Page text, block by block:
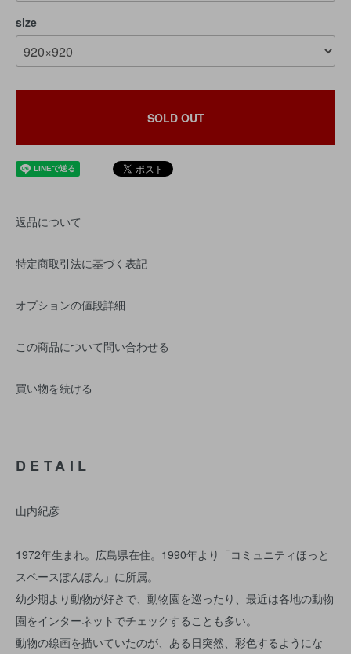
size
SOLD OUT
返品について
特定商取引法に基づく表記
オプションの値段詳細
この商品について問い合わせる
買い物を続ける
DETAIL
山内紀彦
1972年生まれ。広島県在住。1990年より「コミュニティほっと
スペースぽんぽん」に所属。
幼少期より動物が好きで、動物園を巡ったり、最近は各地の動物
園をインターネットでチェックすることも多い。
動物の線画を描いていたのが、ある日突然、彩色するようにな